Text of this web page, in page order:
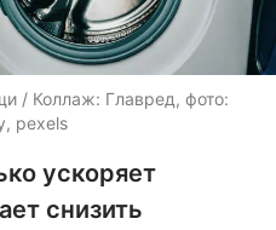
/ Коллаж: Главред, фото:
pexels
ускоряет
снизить